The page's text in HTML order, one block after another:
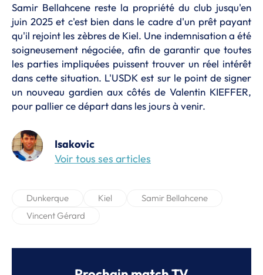
Samir Bellahcene reste la propriété du club jusqu'en
juin 2025 et c'est bien dans le cadre d'un prêt payant
qu'il rejoint les zèbres de Kiel. Une indemnisation a été
soigneusement négociée, afin de garantir que toutes
les parties impliquées puissent trouver un réel intérêt
dans cette situation. L'USDK est sur le point de signer
un nouveau gardien aux côtés de Valentin KIEFFER,
pour pallier ce départ dans les jours à venir.
Isakovic
Voir tous ses articles
Dunkerque Kiel
Samir Bellahcene
Vincent Gérard